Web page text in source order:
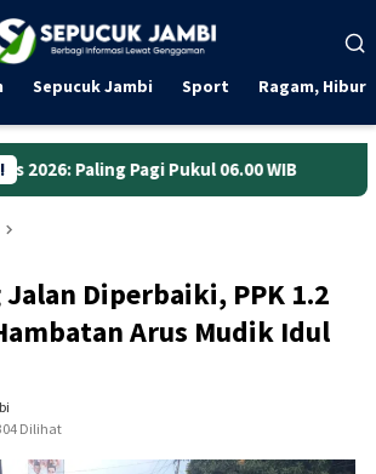
Sepucuk Jambi Sport Ragam,
06.00 WIB Anggaran Jalan
Jalan Diperbaiki, PPK 1.2
Arus Mudik Idul
Dilihat